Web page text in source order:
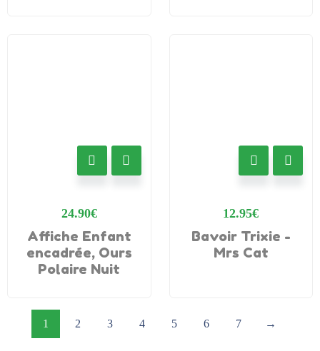
24.90€
Affiche Enfant
encadrée, Ours
Polaire Nuit
12.95€
Bavoir Trixie -
Mrs Cat
1 2 3 4 5 6 7 →